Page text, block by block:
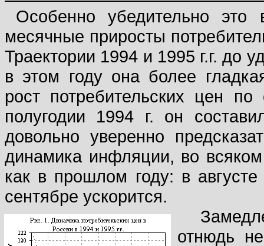
Особенно убедительно
месячные приросты
Траектории 1994 и 1995 г.г. до
в этом году она более
рост потребительских цен
полугодии 1994 г. он
довольно уверенно
динамика инфляции, во
как в прошлом году: в
сентябре ускорится.
отнюдь